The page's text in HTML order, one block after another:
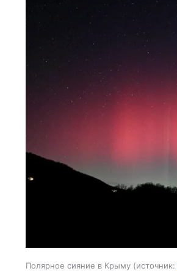
Полярное сияние в Крыму источник: